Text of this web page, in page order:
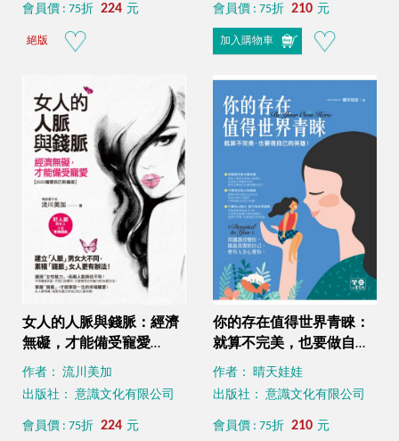
す）
會員價 : 75折 224 元
絕版
會員價 : 75折 210 元
加入購物車
女人的人脈與錢脈：經濟
無礙，才能備受寵愛
【2020寵愛自己新編版】
作者： 流川美加
出版社： 意識文化有限公司
會員價 : 75折 224 元
你的存在值得世界青睞：
就算不完美，也要做自己
的英雄！
作者： 晴天娃娃
出版社： 意識文化有限公司
會員價 : 75折 210 元